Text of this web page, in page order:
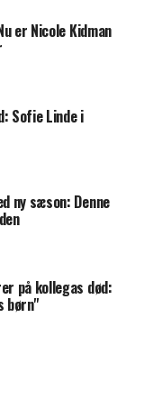
er Nicole Kidman
Sofie Linde i
ny sæson: Denne
på kollegas død:
børn"